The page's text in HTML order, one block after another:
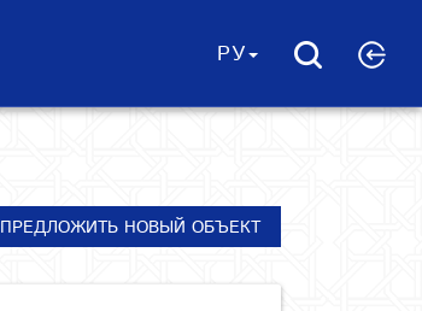
РУ
ПРЕДЛОЖИТЬ НОВЫЙ ОБЪЕКТ